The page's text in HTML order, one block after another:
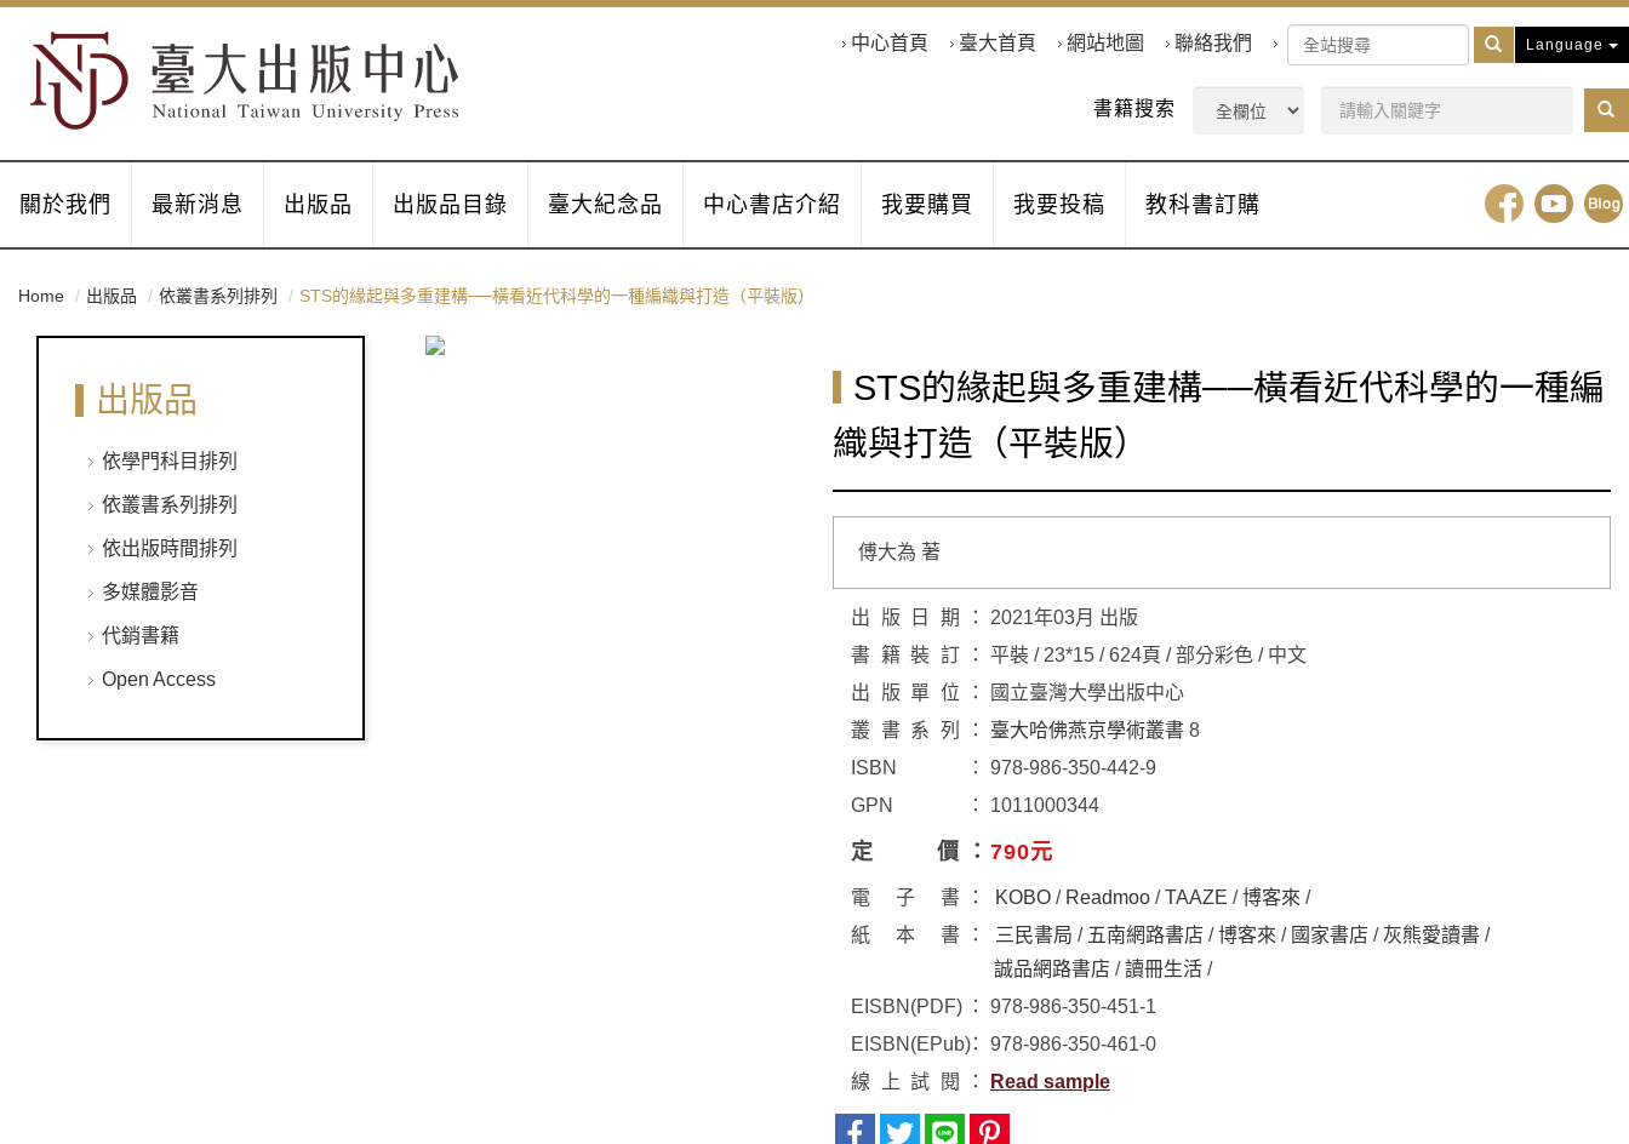
書籍搜索
中心首頁 臺大首頁 網站地圖 聯絡我們
關於我們 最新消息 出版品 出版品目錄 臺大紀念品 中心書店介紹 我要購買 我要投稿 教科書訂購
Language
Home 出版品 依叢書系列排列 STS的緣起與多重建構──橫看近代科學的一種編織與打造（平裝版）
出版品
依學門科目排列
依叢書系列排列
依出版時間排列
多媒體影音
代銷書籍
Open Access
STS的緣起與多重建構──橫看近代科學的一種編
織與打造（平裝版）
傅大為 著
出版日期
2021年03月 出版
書籍裝訂
平裝 / 23*15 / 624頁 / 部分彩色 / 中文
出版單位
國立臺灣大學出版中心
叢書系列
臺大哈佛燕京學術叢書 8
ISBN
978-986-350-442-9
GPN
1011000344
定價 790元
電子書 KOBO / Readmoo /TAAZE /博客來 /
紙本書
三民書局 / 五南網路書店 /博客來 / 國家書店 / 灰熊愛讀書 /
誠品網路書店 /讀冊生活 /
EISBN(PDF)
978-986-350-451-1
EISBN(EPub)
978-986-350-461-0
線上試閱
Read sample